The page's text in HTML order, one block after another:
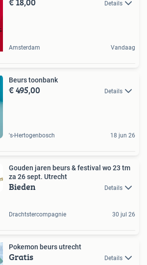
Details
Amsterdam Vandaag
Beurs toonbank
€ 495,00 Details
's-Hertogenbosch 18 jun 26
Gouden jaren beurs & festival wo 23 tm
za 26 sept. Utrecht
Bieden Details
Drachtstercompagnie 30 jul 26
Pokemon beurs utrecht
Gratis Details